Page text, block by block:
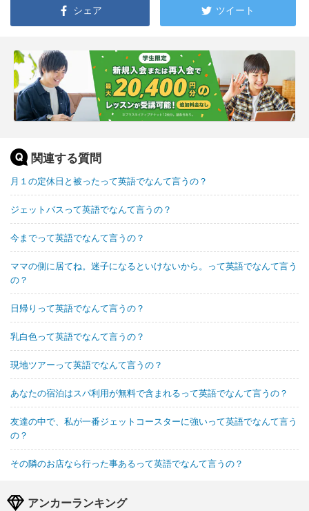
シェア ツイート
関連する質問
月１の定休日と被ったって英語でなんて言うの？
ジェットバスって英語でなんて言うの？
今までって英語でなんて言うの？
ママの側に居てね。迷子になるといけないから。って英語でなんて言う
の？
日帰りって英語でなんて言うの？
乳白色って英語でなんて言うの？
現地ツアーって英語でなんて言うの？
あなたの宿泊はスパ利用が無料で含まれるって英語でなんて言うの？
友達の中で、私が一番ジェットコースターに強いって英語でなんて言う
の？
その隣のお店なら行った事あるって英語でなんて言うの？
アンカーランキング